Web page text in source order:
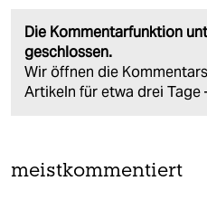
Die Kommentarfunktion
geschlossen.
Wir öffnen die
Artikeln für etwa drei Tage
meistkommentiert